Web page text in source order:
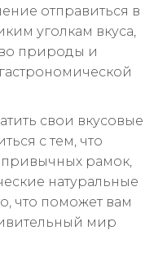
отправиться в
уголкам вкуса,
природы и
свои вкусовые
с тем, что
привычных рамок,
натуральные
что поможет вам
мир